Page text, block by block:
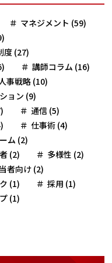
マネジメント (59)
度 (27)
講師コラム (16)
事戦略 (10)
ョン (9)
通信 (5)
仕事術 (4)
ム (2)
(2)
多様性 (2)
者向け (2)
(1)
採用 (1)
(1)